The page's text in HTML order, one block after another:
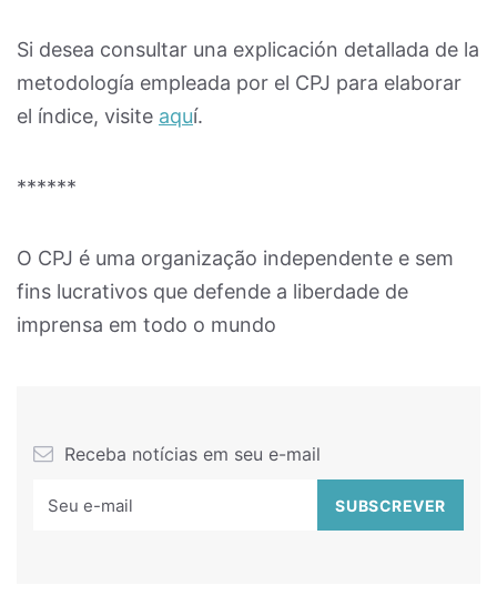
Si desea consultar una explicación detallada de la
metodología empleada por el CPJ para elaborar
el índice, visite aquí.
******
O CPJ é uma organização independente e sem
fins lucrativos que defende a liberdade de
imprensa em todo o mundo
Receba notícias em seu e-mail